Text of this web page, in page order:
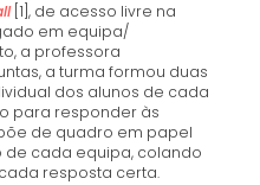
[1], de acesso livre na
em equipa/
a professora
a turma formou duas
dos alunos de cada
para responder às
de quadro em papel
cada equipa, colando
resposta certa.